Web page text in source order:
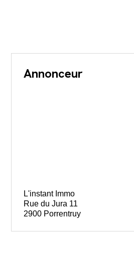
Annonceur
L'instant Immo
Rue du Jura 11
2900 Porrentruy